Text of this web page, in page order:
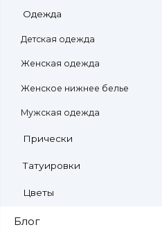
Одежда
Детская одежда
Женская одежда
Женское нижнее белье
Мужская одежда
Прически
Татуировки
Цветы
Блог